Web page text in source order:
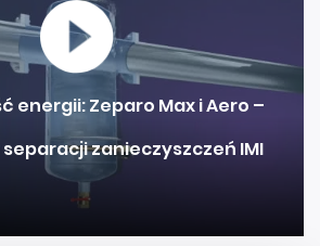
energii: Zeparo Max i Aero –
zanieczyszczeń IMI